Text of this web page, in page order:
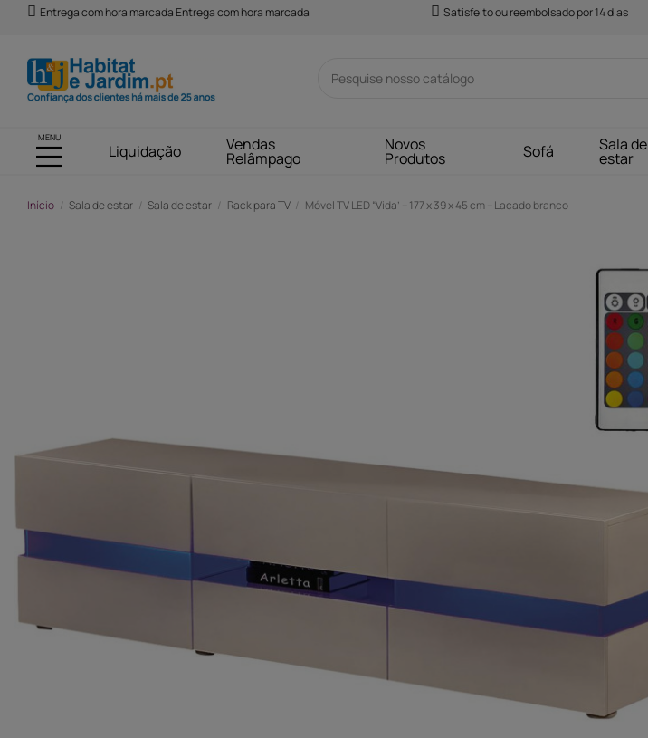
Entrega com hora marcada Entrega com hora marcada Satisfeito ou reembolsado por 14 dias
MENU
Liquidação Vendas
Relâmpago
Novos
Produtos Sofá Sala de
estar
Início Sala de estar Sala de estar Rack para TV Móvel TV LED “Vida’ – 177 x 39 x 45 cm – Lacado branco